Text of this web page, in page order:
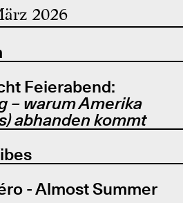
2026
Feierabend:
– warum Amerika
abhanden kommt
- Almost Summer